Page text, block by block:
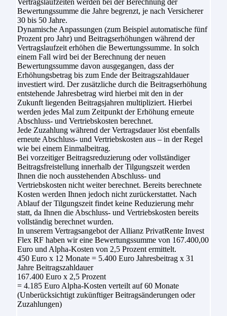
Bewertungssumme die Jahre begrenzt, je nach Versicherer
30 bis 50 Jahre.
Dynamische Anpassungen (zum Beispiel automatische fünf
Prozent pro Jahr) und Beitragserhöhungen während der
Vertragslaufzeit erhöhen die Bewertungssumme. In solch
einem Fall wird bei der Berechnung der neuen
Bewertungssumme davon ausgegangen, dass der
Erhöhungsbetrag bis zum Ende der Beitragszahldauer
investiert wird. Der zusätzliche durch die Beitragserhöhung
entstehende Jahresbetrag wird hierbei mit den in der
Zukunft liegenden Beitragsjahren multipliziert. Hierbei
werden jedes Mal zum Zeitpunkt der Erhöhung erneute
Abschluss- und Vertriebskosten berechnet.
Jede Zuzahlung während der Vertragsdauer löst ebenfalls
erneute Abschluss- und Vertriebskosten aus – in der Regel
wie bei einem Einmalbeitrag.
Bei vorzeitiger Beitragsreduzierung oder vollständiger
Beitragsfreistellung innerhalb der Tilgungszeit werden
Ihnen die noch ausstehenden Abschluss- und
Vertriebskosten nicht weiter berechnet. Bereits berechnete
Kosten werden Ihnen jedoch nicht zurückerstattet. Nach
Ablauf der Tilgungszeit findet keine Reduzierung mehr
statt, da Ihnen die Abschluss- und Vertriebskosten bereits
vollständig berechnet wurden.
In unserem Vertragsangebot der Allianz PrivatRente Invest
Flex RF haben wir eine Bewertungssumme von 167.400,00
Euro und Alpha-Kosten von 2,5 Prozent ermittelt.
450 Euro x 12 Monate = 5.400 Euro Jahresbeitrag x 31
Jahre Beitragszahldauer
167.400 Euro x 2,5 Prozent
= 4.185 Euro Alpha-Kosten verteilt auf 60 Monate
(Unberücksichtigt zukünftiger Beitragsänderungen oder
Zuzahlungen)